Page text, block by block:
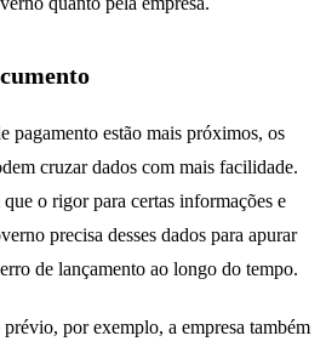
pagamento estão mais próximos, os
cruzar dados com mais facilidade.
o rigor para certas informações e
precisa desses dados para apurar
de lançamento ao longo do tempo.
por exemplo, a empresa também